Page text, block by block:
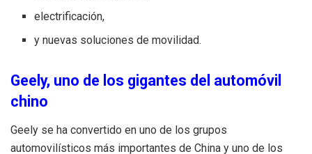
electrificación,
y nuevas soluciones de movilidad.
Geely, uno de los gigantes del automóvil
chino
Geely se ha convertido en uno de los grupos
automovilísticos más importantes de China y uno de los